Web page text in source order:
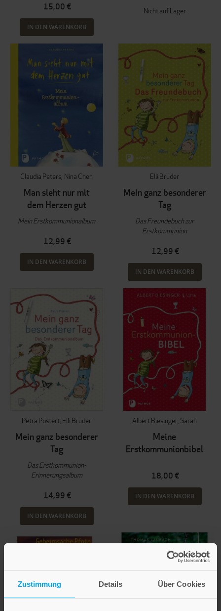
Zustimmung Details Über Cookies
15,00 €
IN DEN WARENKORB
Nicht auf Lager
Claudia Peters Nina Chen
Man sieht nur mit
dem Herzen gut
Mein Erstkommunionalbum
12,99 €
IN DEN WARENKORB
Elli Bruder
Mein ganz besonderer
Tag
Das Freundebuch zur
Erstkommunion
12,99 €
IN DEN WARENKORB
Petra Postert Elli Bruder
Mein ganz besonderer
Tag
Das Erstkommunion-
Erinnerungsalbum
14,99 €
IN DEN WARENKORB
Albert Biesinger Sarah
Meine
Erstkommunionbibel
18,00 €
IN DEN WARENKORB